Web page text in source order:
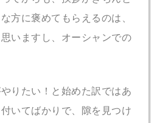
方に褒めてもらえるのは、
いますし、オーシャンでの
りたい！と始めた訳ではあ
いてばかりで、隙を見つけ